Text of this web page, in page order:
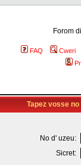
Forom
FAQ
Cweri
Tapez vosse
No d' uzeu:
Sicret: